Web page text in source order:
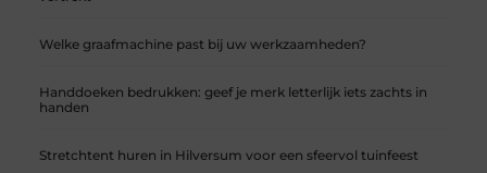
Welke graafmachine past bij uw werkzaamheden?
Handdoeken bedrukken: geef je merk letterlijk iets zachts in
handen
Stretchtent huren in Hilversum voor een sfeervol tuinfeest